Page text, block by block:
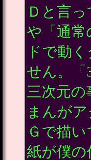
Ｄと言
や「通常
ドで動
せん。「
三次元
まんが
Ｇで描
紙が僕の